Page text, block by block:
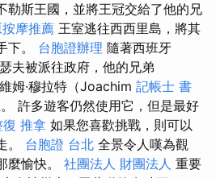
勒斯王國，並將王冠交給了他的兄
摩推薦 王室逃往西西里島，將其
下。 台胞證辦理 隨著西班牙
夫被派往政府，他的兄弟
姆·穆拉特（Joachim 記帳士 書
許多遊客仍然使用它，但是最好
復 推拿 如果您喜歡挑戰，則可以
。 台胞證 台北 全景令人嘆為觀
麼愉快。 社團法人 財團法人 重要